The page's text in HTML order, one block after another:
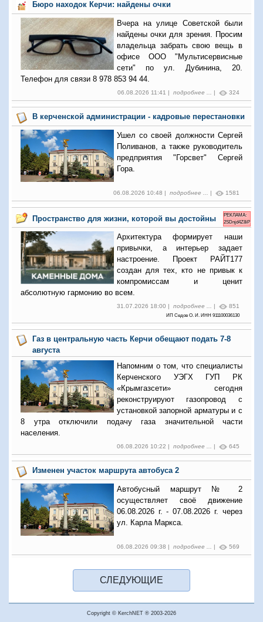
Бюро находок Керчи: найдены очки
Вчера на улице Советской были
найдены очки для зрения. Просим
владельца забрать свою вещь в
офисе ООО "Мультисервисные
сети" по ул. Дубинина, 20.
Телефон для связи 8 978 853 94 44.
06.08.2026 11:41 | подробнее ... | 324
В керченской администрации - кадровые перестановки
Ушел со своей должности Сергей
Поливанов, а также руководитель
предприятия "Горсвет" Сергей
Гора.
06.08.2026 10:48 | подробнее ... | 1581
Пространство для жизни, которой вы достойны
РЕКЛАМА:
2SDnjd4Z8iP
Архитектура формирует наши
привычки, а интерьер задает
настроение. Проект РАЙТ177
создан для тех, кто не привык к
компромиссам и ценит
абсолютную гармонию во всем.
31.07.2026 18:00 | подробнее ... | 851
ИП Седов О. И. ИНН 911100036130
Газ в центральную часть Керчи обещают подать 7-8
августа
Напомним о том, что специалисты
Керченского УЭГХ ГУП РК
«Крымгазсети» сегодня
реконструируют газопровод с
установкой запорной арматуры и с
8 утра отключили подачу газа значительной части
населения.
06.08.2026 10:22 | подробнее ... | 645
Изменен участок маршрута автобуса 2
Автобусный маршрут № 2
осуществляет своё движение
06.08.2026 г. - 07.08.2026 г. через
ул. Карла Маркса.
06.08.2026 09:38 | подробнее ... 569
Copyright © KerchNET ® 2003-2026